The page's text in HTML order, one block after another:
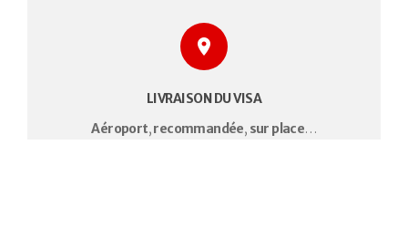
LIVRAISON DU VISA
Aéroport,recommandée, sur place…